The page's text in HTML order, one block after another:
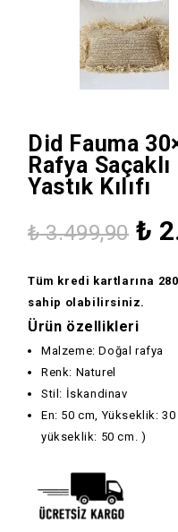
Did Fauma
Rafya
Yastık Kılıfı
₺3.499,90 ₺
Tüm kredi kartlarına
sahip olabilirsiniz.
Ürün özellikleri
Malzeme: Doğal rafya
Renk: Naturel
Stil: İskandinav
En: 50 cm, Yükseklik:
yükseklik: 50 cm. )